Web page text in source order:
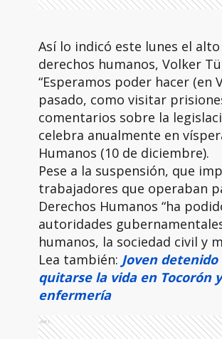
Así lo indicó este lunes el
derechos humanos, Volker
“Esperamos poder hacer (en
pasado, como visitar
comentarios sobre la
celebra anualmente en
Humanos (10 de diciembre).
Pese a la suspensión, que
trabajadores que operaban
Derechos Humanos “ha
autoridades
humanos, la sociedad civil y
Lea también: Joven
quitarse la vida en Tocorón
enfermería
Ads